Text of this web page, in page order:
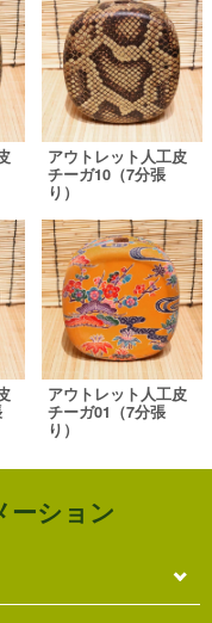
アウトレット人工皮
チーガ10（7分張
り）
アウトレット人工皮
チーガ01（7分張
り）
ーション